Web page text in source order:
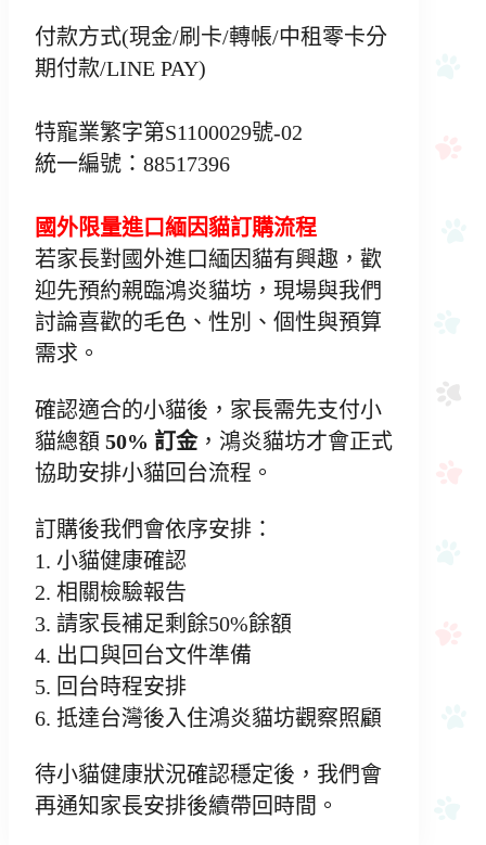
付款方式(現金/刷卡/轉帳/中租零卡分
期付款/LINE PAY)
特寵業繁字第S1100029號-02
統一編號：88517396
國外限量進口緬因貓訂購流程
若家長對國外進口緬因貓有興趣，歡
迎先預約親臨鴻炎貓坊，現場與我們
討論喜歡的毛色、性別、個性與預算
需求。
確認適合的小貓後，家長需先支付小
貓總額 50% 訂金，鴻炎貓坊才會正式
協助安排小貓回台流程。
訂購後我們會依序安排：
1. 小貓健康確認
2. 相關檢驗報告
3. 請家長補足剩餘50%餘額
4. 出口與回台文件準備
5. 回台時程安排
6. 抵達台灣後入住鴻炎貓坊觀察照顧
待小貓健康狀況確認穩定後，我們會
再通知家長安排後續帶回時間。